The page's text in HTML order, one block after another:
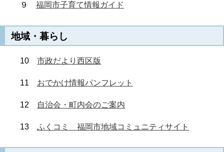
９ 福岡市子育て情報ガイド
地域・暮らし
10 市政だより西区版
11 おでかけ情報パンフレット
12 自治会・町内会のご案内
13 ふくコミ 福岡市地域コミュニティサイト